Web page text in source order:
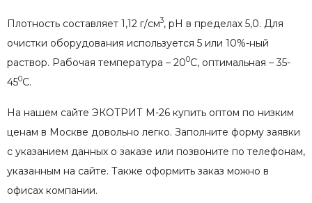
Плотность составляет 1,12 г/см3, рН в пределах 5,0. Для
очистки оборудования используется 5 или 10%-ный
раствор. Рабочая температура – 200С, оптимальная – 35-
450С.
На нашем сайте ЭКОТРИТ М-26 купить оптом по низким
ценам в Москве довольно легко. Заполните форму заявки
с указанием данных о заказе или позвоните по телефонам,
указанным на сайте. Также оформить заказ можно в
офисах компании.